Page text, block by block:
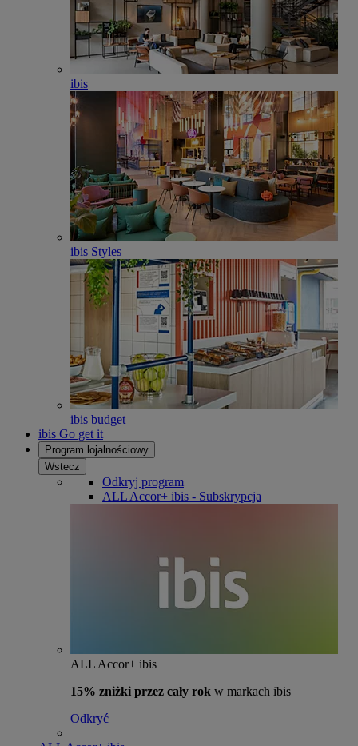
ibis
ibis Styles
ibis budget
ibis Go get it
Program lojalnościowy
Wstecz
Odkryj program
ALL Accor+ ibis - Subskrypcja
ALL Accor+ ibis
15% zniżki przez cały rok w markach ibis
Odkryć